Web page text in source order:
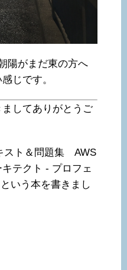
陽がまだ東の方へ
じです。
してありがとうご
スト＆問題集 AWS
テクト - プロフェ
いう本を書きまし